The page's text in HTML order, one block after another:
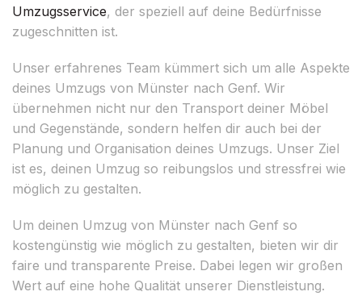
Umzugsservice, der speziell auf deine Bedürfnisse
zugeschnitten ist.
Unser erfahrenes Team kümmert sich um alle Aspekte
deines Umzugs von Münster nach Genf. Wir
übernehmen nicht nur den Transport deiner Möbel
und Gegenstände, sondern helfen dir auch bei der
Planung und Organisation deines Umzugs. Unser Ziel
ist es, deinen Umzug so reibungslos und stressfrei wie
möglich zu gestalten.
Um deinen Umzug von Münster nach Genf so
kostengünstig wie möglich zu gestalten, bieten wir dir
faire und transparente Preise. Dabei legen wir großen
Wert auf eine hohe Qualität unserer Dienstleistung.